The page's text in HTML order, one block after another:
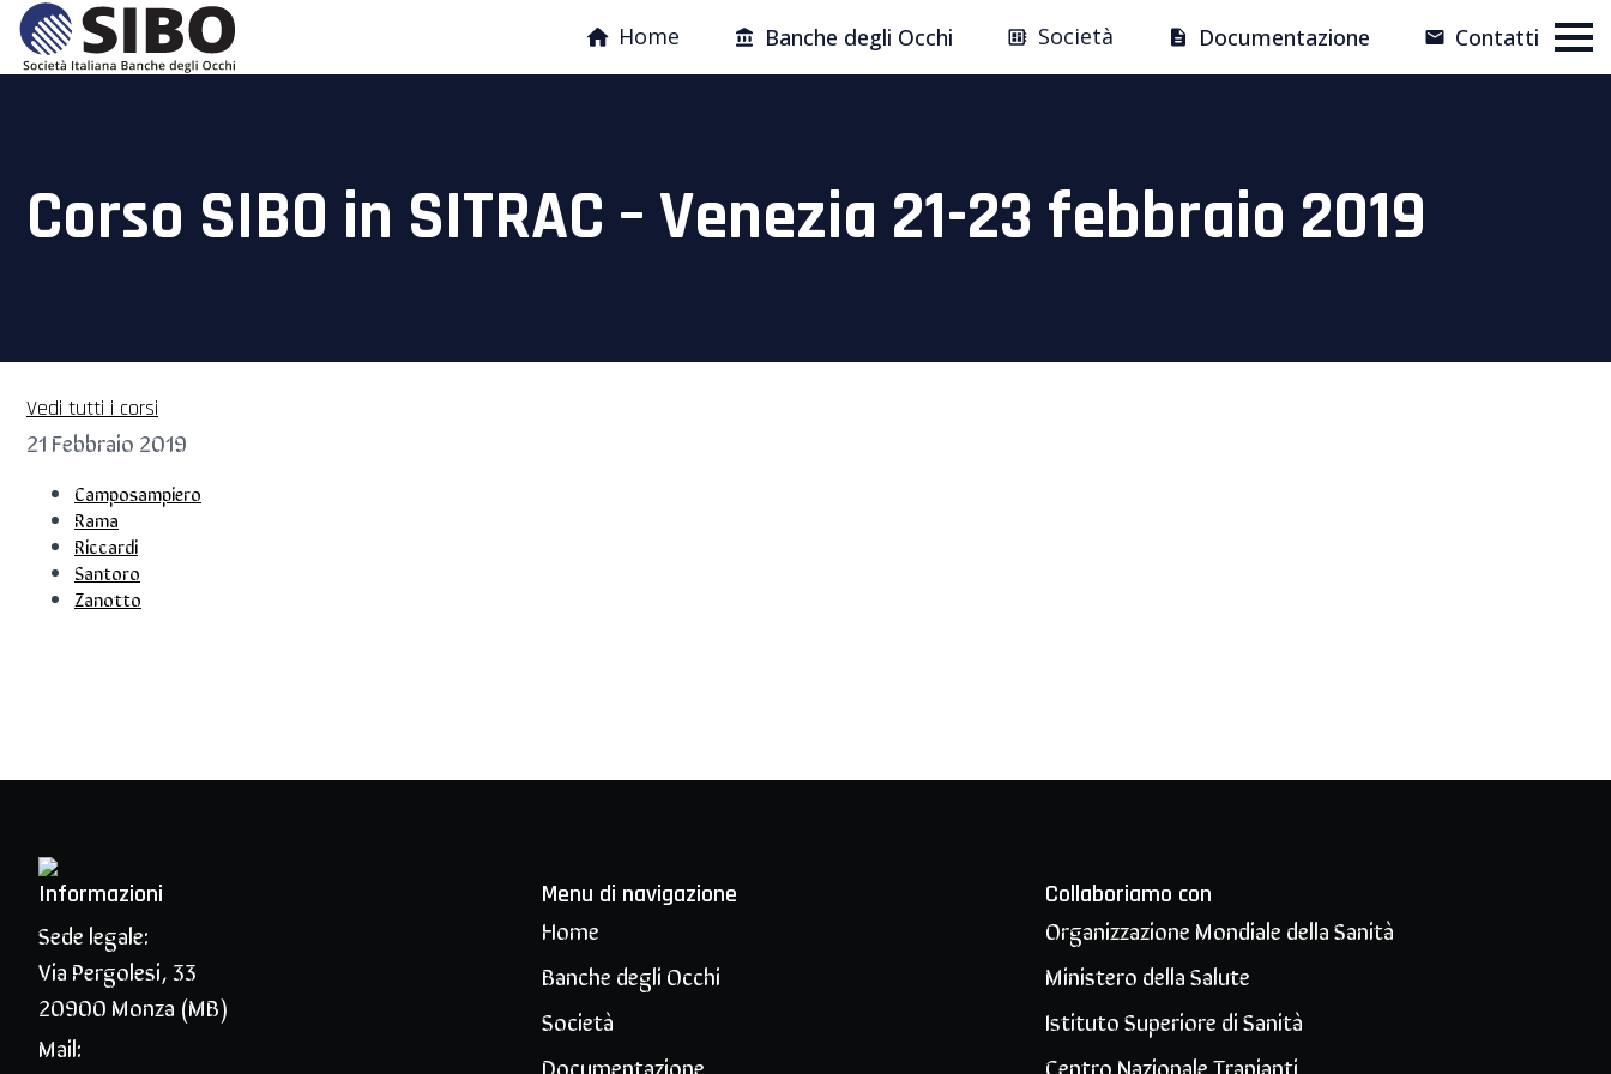
Home Banche degli Occhi Società Documentazione Contatti
Corso SIBO in SITRAC – Venezia 21-23 febbraio 2019
Vedi tutti i corsi
21 Febbraio 2019
Camposampiero
Rama
Riccardi
Santoro
Zanotto
Informazioni
Sede legale:
Via Pergolesi, 33
20900 Monza (MB)
Mail:
Menu di navigazione
Home
Banche degli Occhi
Società
Documentazione
Collaboriamo con
Organizzazione Mondiale della Sanità
Ministero della Salute
Istituto Superiore di Sanità
Centro Nazionale Trapianti